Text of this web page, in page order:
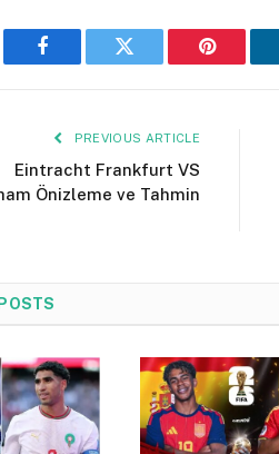
Facebook Twitter Pinterest
PREVIOUS ARTICLE
Eintracht Frankfurt VS
Önizleme ve Tahmin
POSTS